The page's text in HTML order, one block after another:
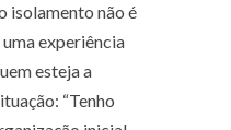
isolamento não é
experiência
esteja a
“Tenho